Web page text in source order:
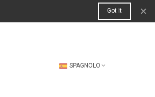
Got It ×
SPAGNOLO